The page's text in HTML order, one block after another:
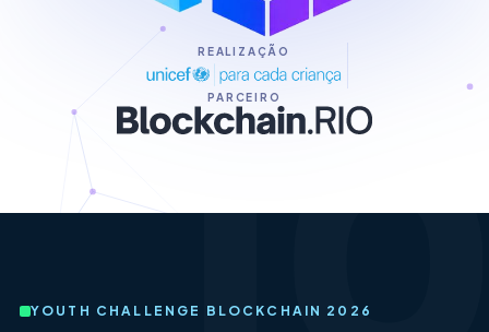
REALIZAÇÃO
PARCEIRO
YOUTH CHALLENGE BLOCKCHAIN 2026